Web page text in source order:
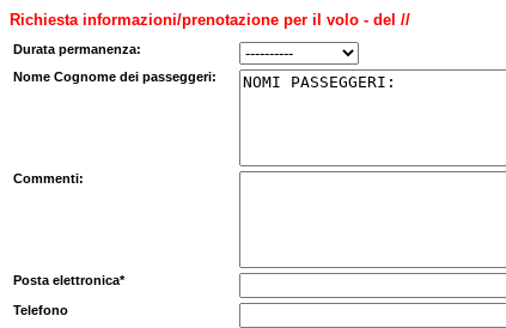
Richiesta informazioni/prenotazione per il volo - del //
Durata permanenza:
Nome Cognome dei passeggeri:
Commenti:
Posta elettronica*
Telefono